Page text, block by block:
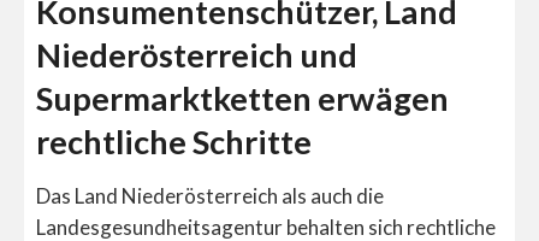
Konsumentenschützer, Land
Niederösterreich und
Supermarktketten erwägen
rechtliche Schritte
Das Land Niederösterreich als auch die
Landesgesundheitsagentur behalten sich rechtliche